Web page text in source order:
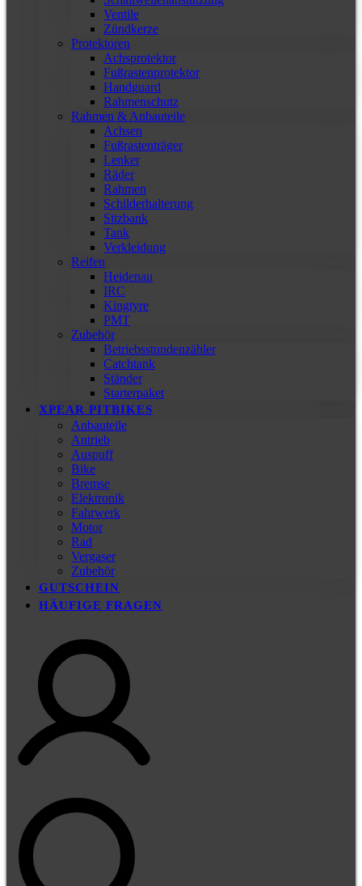
Ventile
Zündkerze
Protektoren
Achsprotektor
Fußrastenprotektor
Handguard
Rahmenschutz
Rahmen & Anbauteile
Achsen
Fußrastenträger
Lenker
Räder
Rahmen
Schilderhalterung
Sitzbank
Tank
Verkleidung
Reifen
Heidenau
IRC
Kingtyre
PMT
Zubehör
Betriebsstundenzähler
Catchtank
Ständer
Starterpaket
XPEAR PITBIKES
Anbauteile
Antrieb
Auspuff
Bike
Bremse
Elektronik
Fahrwerk
Motor
Rad
Vergaser
Zubehör
GUTSCHEIN
HÄUFIGE FRAGEN